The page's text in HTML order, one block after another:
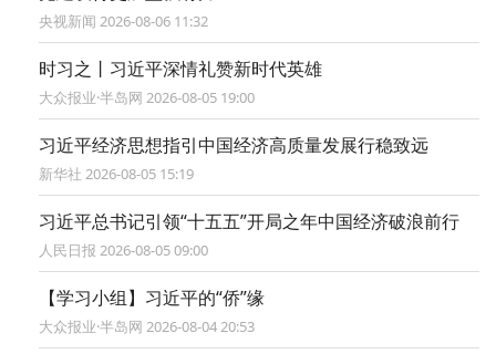
央视新闻 2026-08-06 11:32
时习之丨习近平深情礼赞新时代英雄
大众报业·半岛网 2026-08-05 19:00
习近平经济思想指引中国经济高质量发展行稳致远
新华社 2026-08-05 15:19
习近平总书记引领“十五五”开局之年中国经济破浪前行
人民日报 2026-08-05 09:00
【学习小组】习近平的“侨”缘
大众报业·半岛网 2026-08-04 20:53